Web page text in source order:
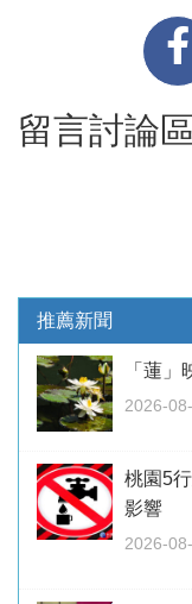
留言討論
推薦新聞
「蓮
2026-
桃園5
影響
2026-